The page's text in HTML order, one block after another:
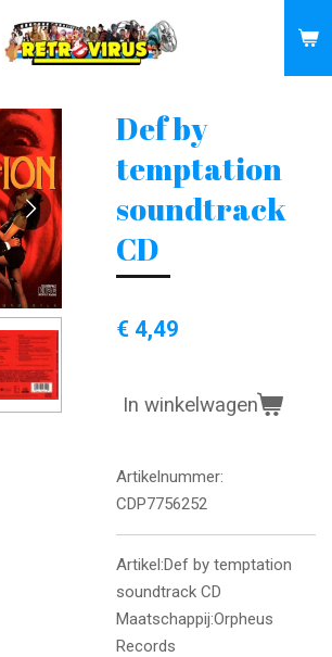
Def by
temptation
soundtrack
CD
€ 4,49
In winkelwagen
Artikelnummer:
CDP7756252
Artikel:Def by temptation
soundtrack CD
Maatschappij:Orpheus
Records